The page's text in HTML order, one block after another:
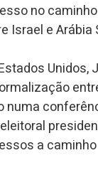
no
Israel e Arábia
Unidos,
numa
a